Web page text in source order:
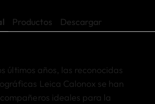
Productos Descargar
últimos años, las reconocidas
Leica Calonox se han
ideales para la